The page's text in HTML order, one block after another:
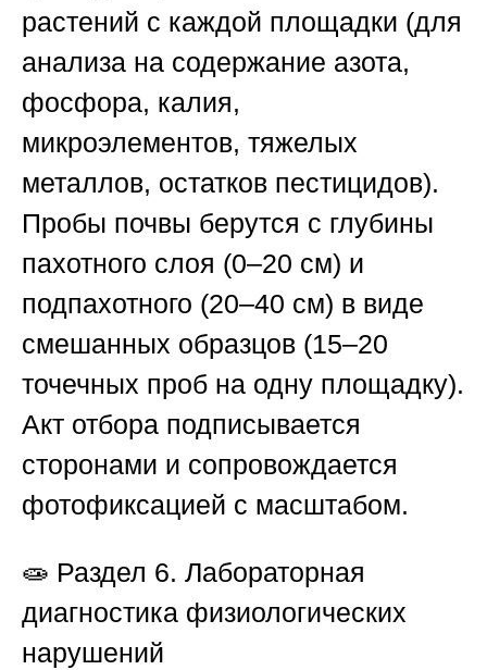
растений с каждой площадки (для
анализа на содержание азота,
фосфора, калия,
микроэлементов, тяжелых
металлов, остатков пестицидов).
Пробы почвы берутся с глубины
пахотного слоя (0–20 см) и
подпахотного (20–40 см) в виде
смешанных образцов (15–20
точечных проб на одну площадку).
Акт отбора подписывается
сторонами и сопровождается
фотофиксацией с масштабом.
🧫 Раздел 6. Лабораторная
диагностика физиологических
нарушений